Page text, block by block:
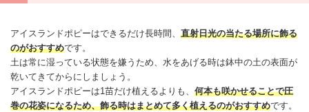
アイスランドポピーはできるだけ長時間、 直射日光の当たる場所に飾る
のがおすすめです。
土は常に湿っている状態を嫌うため、水をあげる時は鉢中の土の表面が
乾いてきてからにしましょう。
アイスランドポピーは1苗だけ植えるよりも、 何本も咲かせることで圧
巻の花姿になるため、飾る時はまとめて多く植えるのがおすすめです。